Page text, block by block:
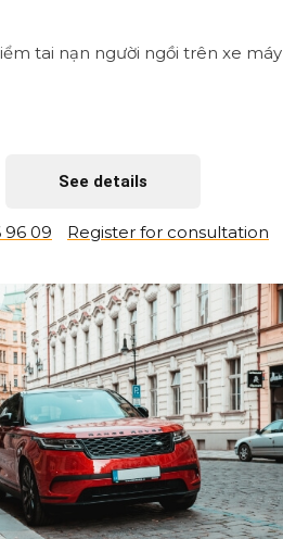
tai nạn người ngồi trên xe máy
See details
96 09 Register for consultation